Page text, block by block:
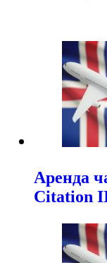
Аренда
Citation